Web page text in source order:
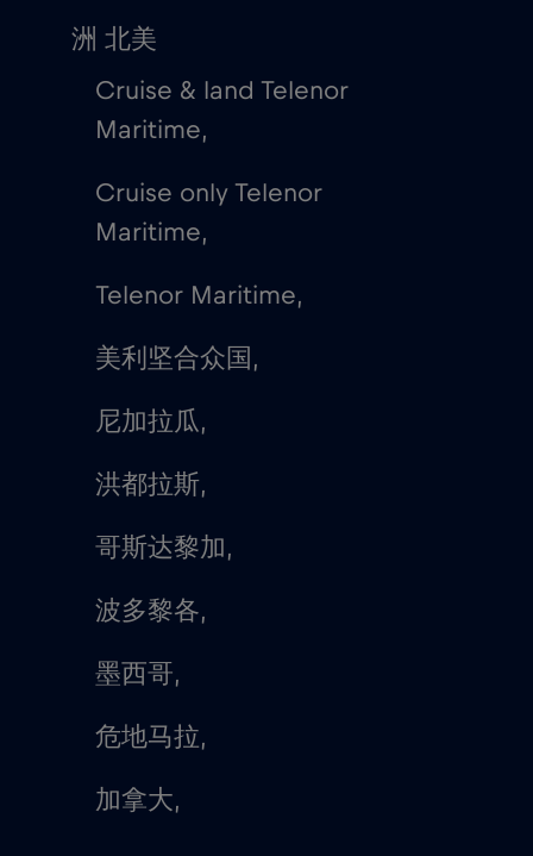
洲 北美
Cruise & land Telenor
Maritime,
Cruise only Telenor
Maritime,
Telenor Maritime,
美利坚合众国,
尼加拉瓜,
洪都拉斯,
哥斯达黎加,
波多黎各,
墨西哥,
危地马拉,
加拿大,